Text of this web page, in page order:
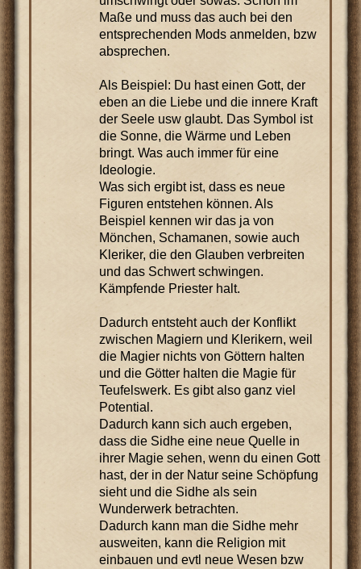
Maße und muss das auch bei den
entsprechenden Mods anmelden, bzw
absprechen.
Als Beispiel: Du hast einen Gott, der
eben an die Liebe und die innere Kraft
der Seele usw glaubt. Das Symbol ist
die Sonne, die Wärme und Leben
bringt. Was auch immer für eine
Ideologie.
Was sich ergibt ist, dass es neue
Figuren entstehen können. Als
Beispiel kennen wir das ja von
Mönchen, Schamanen, sowie auch
Kleriker, die den Glauben verbreiten
und das Schwert schwingen.
Kämpfende Priester halt.
Dadurch entsteht auch der Konflikt
zwischen Magiern und Klerikern, weil
die Magier nichts von Göttern halten
und die Götter halten die Magie für
Teufelswerk. Es gibt also ganz viel
Potential.
Dadurch kann sich auch ergeben,
dass die Sidhe eine neue Quelle in
ihrer Magie sehen, wenn du einen Gott
hast, der in der Natur seine Schöpfung
sieht und die Sidhe als sein
Wunderwerk betrachten.
Dadurch kann man die Sidhe mehr
ausweiten, kann die Religion mit
einbauen und evtl neue Wesen bzw